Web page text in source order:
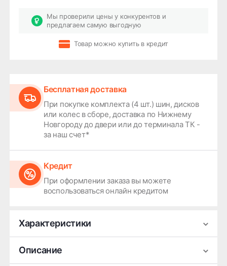
Мы проверили цены у конкурентов и
предлагаем самую выгодную
Товар можно купить в кредит
Бесплатная доставка
При покупке комплекта (4 шт.) шин, дисков
или колес в сборе, доставка по Нижнему
Новгороду до двери или до терминала ТК -
за наш счет*
Кредит
При оформлении заказа вы можете
воспользоваться онлайн кредитом
Характеристики
Производитель
Сезонность
Зимняя
Описание